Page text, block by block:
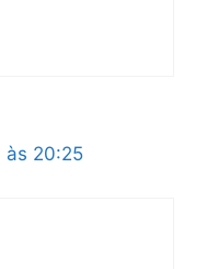
às 20:25